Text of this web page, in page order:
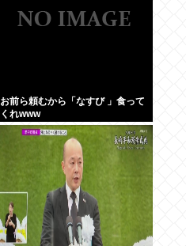
お前ら頼むから「なすび 」食って
くれwww